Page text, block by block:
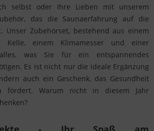
selbst oder Ihre Lieben mit unserem
das die Saunaerfahrung auf die
Unser Zubehörset, bestehend aus einem
Kelle, einem Klimamesser und einer
was Sie für ein entspannendes
Es ist nicht nur die ideale Ergänzung
auch ein Geschenk, das Gesundheit
fördert. Warum nicht in diesem Jahr